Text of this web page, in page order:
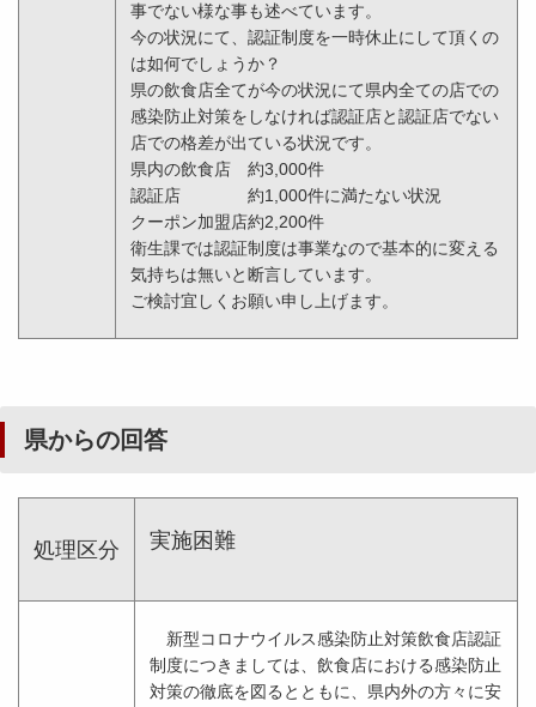
事でない様な事も述べています。
今の状況にて、認証制度を一時休止にして頂くの
は如何でしょうか？
県の飲食店全てが今の状況にて県内全ての店での
感染防止対策をしなければ認証店と認証店でない
店での格差が出ている状況です。
県内の飲食店 約3,000件
認証店 約1,000件に満たない状況
クーポン加盟店約2,200件
衛生課では認証制度は事業なので基本的に変える
気持ちは無いと断言しています。
ご検討宜しくお願い申し上げます。
県からの回答
処理区分 実施困難
新型コロナウイルス感染防止対策飲食店認証
制度につきましては、飲食店における感染防止
対策の徹底を図るとともに、県内外の方々に安